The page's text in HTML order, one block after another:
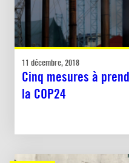
11 décembre, 2018
Cinq mesures à
la COP24